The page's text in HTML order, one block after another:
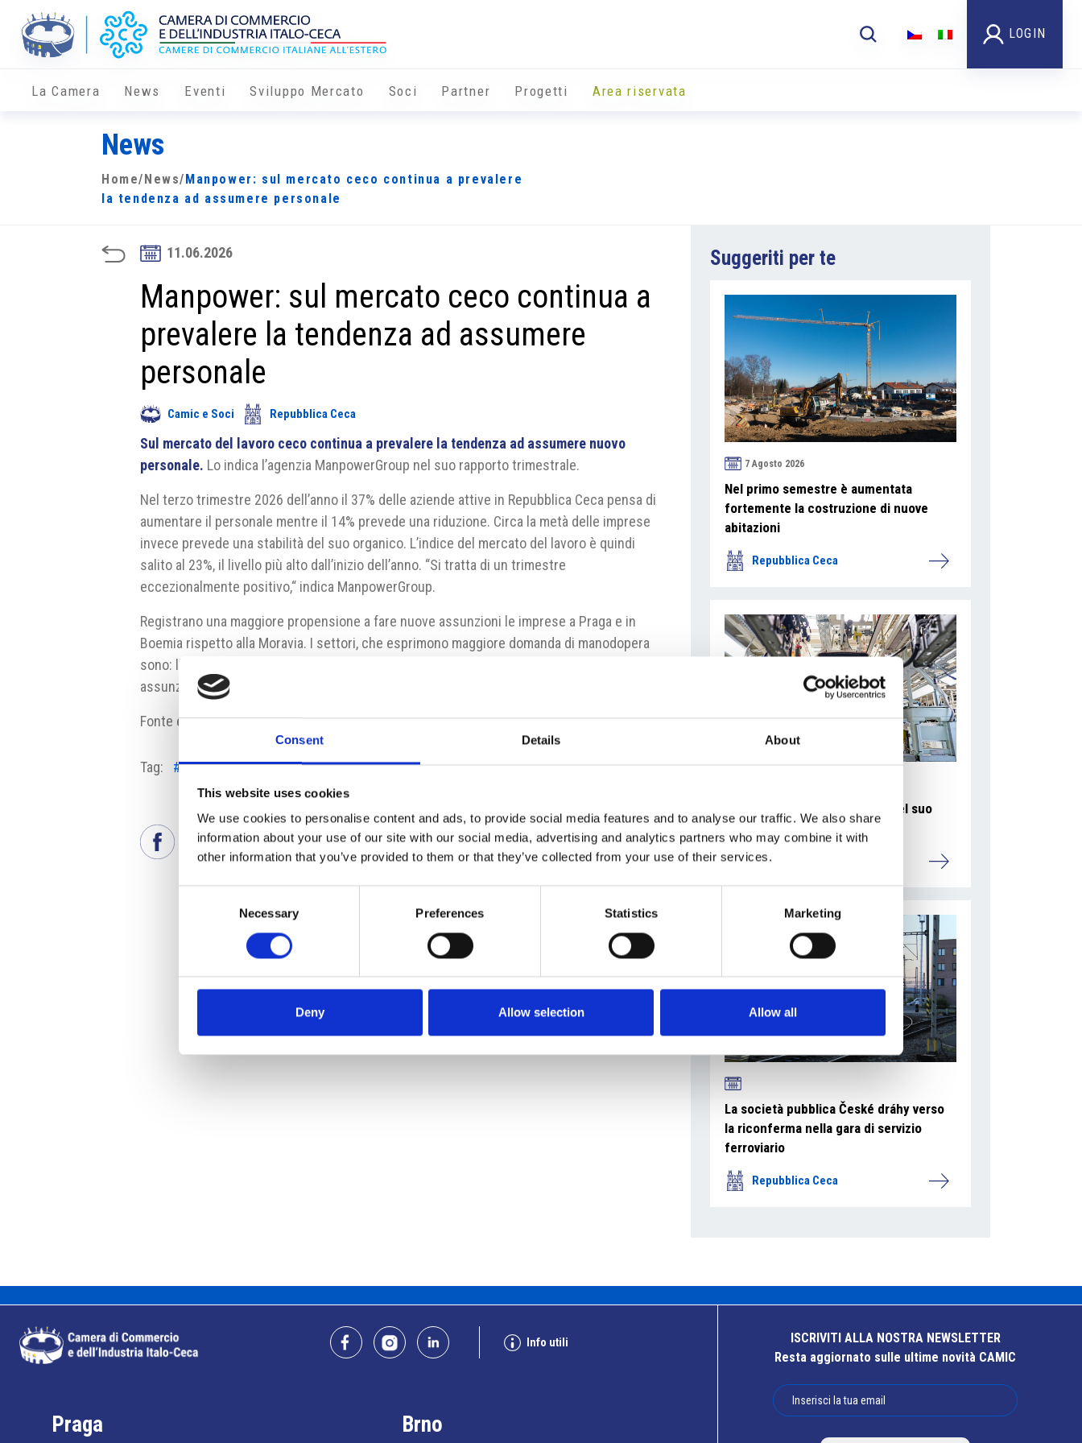
Consent Details About
This website uses cookies
We use cookies to personalise content and ads, to provide social media features and to analyse our traffic. We also share
information about your use of our site with our social media, advertising and analytics partners who may combine it with
other information that you’ve provided to them or that they’ve collected from your use of their services.
Necessary Preferences Statistics Marketing
Deny Allow selection Allow all
LOGIN
La Camera News Eventi Sviluppo Mercato Soci Partner Progetti Area riservata
News
Home/ News/ Manpower: sul mercato ceco continua a prevalere
la tendenza ad assumere personale
11.06.2026
Manpower: sul mercato ceco continua a
prevalere la tendenza ad assumere
personale
Camic e Soci Repubblica Ceca
Sul mercato del lavoro ceco continua a prevalere la tendenza ad assumere nuovo
personale. Lo indica l’agenzia ManpowerGroup nel suo rapporto trimestrale.
Nel terzo trimestre 2026 dell’anno il 37% delle aziende attive in Repubblica Ceca pensa di
aumentare il personale mentre il 14% prevede una riduzione. Circa la metà delle imprese
invece prevede una stabilità del suo organico. L’indice del mercato del lavoro è quindi
salito al 23%, il livello più alto dall’inizio dell’anno. “Si tratta di un trimestre
eccezionalmente positivo,“ indica ManpowerGroup.
Registrano una maggiore propensione a fare nuove assunzioni le imprese a Praga e in
Boemia rispetto alla Moravia. I settori, che esprimono maggiore domanda di manodopera
sono: l’edilizia, i servizi ICT e il settore delle energie. Parità tra le imprese che prevedono
assunzioni e licenziamenti, nel settore automotive.
Fonte e fonte fotografia:www.manpower.cz
Tag: #mercato del lavoro #nuovo personale #positivo
Suggeriti per te
7 Agosto 2026
Nel primo semestre è aumentata
fortemente la costruzione di nuove
abitazioni
Repubblica Ceca
La Škoda avvia la produzione del suo
SUV Peaq
Repubblica Ceca
La società pubblica České dráhy verso
la riconferma nella gara di servizio
ferroviario
Repubblica Ceca
Info utili
Praga Brno
ISCRIVITI ALLA NOSTRA NEWSLETTER
Resta aggiornato sulle ultime novità CAMIC